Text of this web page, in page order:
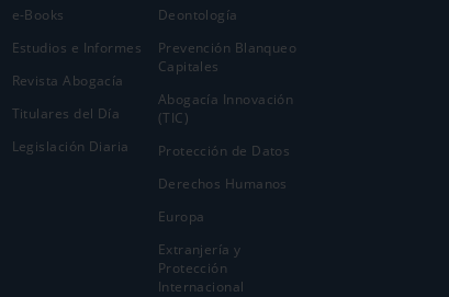
e-Books
Estudios e Informes
Revista Abogacía
Titulares del Día
Legislación Diaria
Deontología
Prevención Blanqueo
Capitales
Abogacía Innovación
(TIC)
Protección de Datos
Derechos Humanos
Europa
Extranjería y
Protección
Internacional